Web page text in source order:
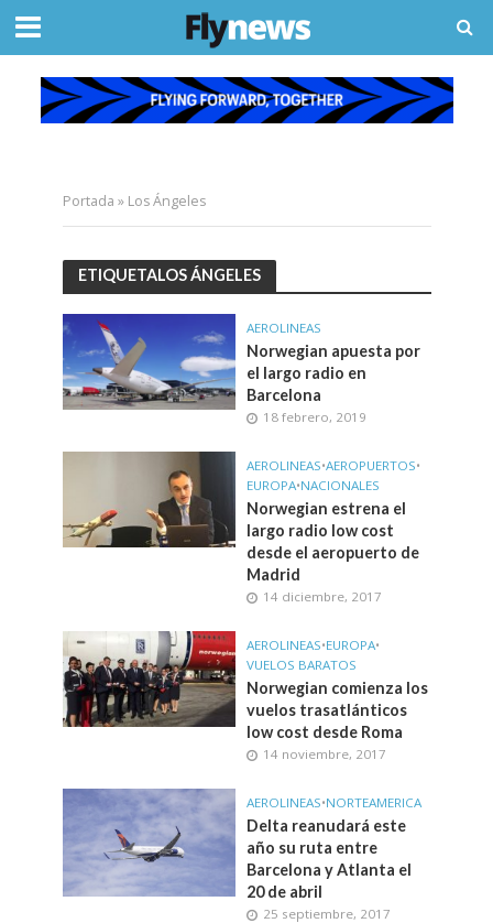
Portada » Los Ángeles
ETIQUETALOS ÁNGELES
AEROLINEAS
Norwegian apuesta por
el largo radio en
Barcelona
18 febrero, 2019
AEROLINEAS•AEROPUERTOS•
EUROPA•NACIONALES
Norwegian estrena el
largo radio low cost
desde el aeropuerto de
Madrid
14 diciembre, 2017
AEROLINEAS•EUROPA•
VUELOS BARATOS
Norwegian comienza los
vuelos trasatlánticos
low cost desde Roma
14 noviembre, 2017
AEROLINEAS•NORTEAMERICA
Delta reanudará este
año su ruta entre
Barcelona y Atlanta el
20 de abril
25 septiembre, 2017